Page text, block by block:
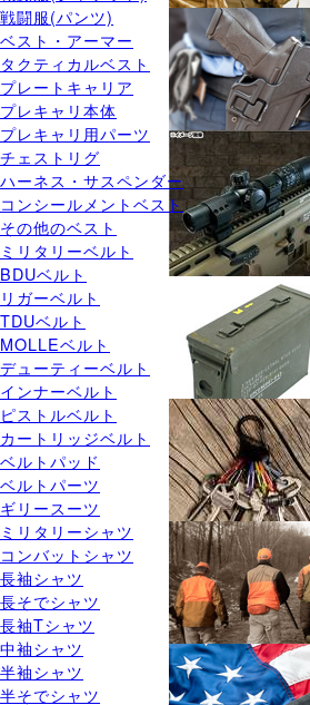
戦闘服(パンツ)
ベスト・アーマー
タクティカルベスト
プレートキャリア
プレキャリ本体
プレキャリ用パーツ
チェストリグ
ハーネス・サスペンダー
コンシールメントベスト
その他のベスト
ミリタリーベルト
BDUベルト
リガーベルト
TDUベルト
MOLLEベルト
デューティーベルト
インナーベルト
ピストルベルト
カートリッジベルト
ベルトパッド
ベルトパーツ
ギリースーツ
ミリタリーシャツ
コンバットシャツ
長袖シャツ
長そでシャツ
長袖Tシャツ
中袖シャツ
半袖シャツ
半そでシャツ
スに、動きやすさ
ミリタリーベルト
ミリタリーポーチ
アメリカ軍の研究
ルポーチとも呼ば
久性に優れたナイ
マガジンポーチ
ホルスター(3)
ホルスターは、拳
ーまでハンドガン
接格闘中に敵から
ヒップホルスター
エアガンパーツ(4)
エアガンパーツ
ストン、ギア、
す。エアガンパ
ストック
スリング
弾薬・ガンケース
弾薬・ガンケース
湿気対策や防塵性
らハンドガン用の
ガンケース
EDC(1)
EDCとは「毎日持
ー、懐中電灯、時
簡素化されてきて
キーホルダー
ハンティング用品